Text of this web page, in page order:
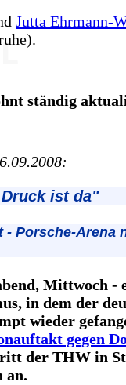
Jutta Ehrmann-
ständig
ist da"
- Porsche-Arena
Mittwoch -
in dem der
wieder
gegen
der THW in
an.